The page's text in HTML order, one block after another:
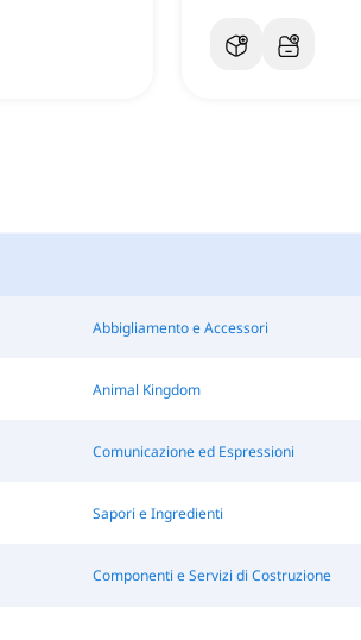
Abbigliamento e Accessori
Animal Kingdom
Comunicazione ed Espressioni
Sapori e Ingredienti
Componenti e Servizi di Costruzione